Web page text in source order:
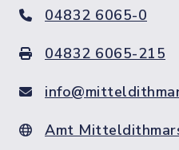
04832 6065-0
04832 6065-215
Amt